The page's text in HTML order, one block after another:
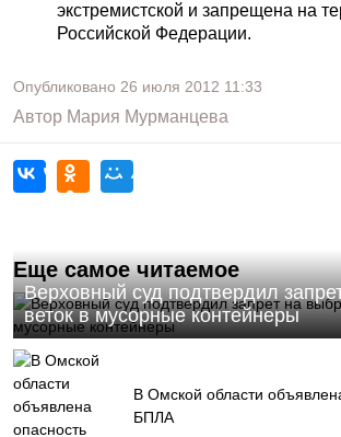
экстремистской и запрещена на
Российской Федерации.
Опубликовано 26 июля 2012 11:33
Автор Мария Мурманцева
Еще самое читаемое
Верховный суд подтвердил
веток в мусорные контейнеры
В Омской области
БПЛА